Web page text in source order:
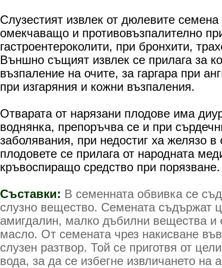
Слузестият извлек от дюлевите семена
омекчаващо и противовъзпалително
гастроентероколити, при бронхити,
Външно същият извлек се прилага за
възпаление на очите, за гаргара при
при изгаряния и кожни възпаления.
Отварата от нарязани плодове има
воднянка, препоръчва се и при
заболявания, при недостиг ха желязо
плодовете се прилага от народната
кръвоспиращо средство при порязване.
Съставки: В семенната обвивка се
слузно вещество. Семената съ­държат
амигдалин, малко дъбилни вещества и
масло. От семената чрез накисване
слузен разтвор. Той се приготвя от
вода, за да се избегне извличането на